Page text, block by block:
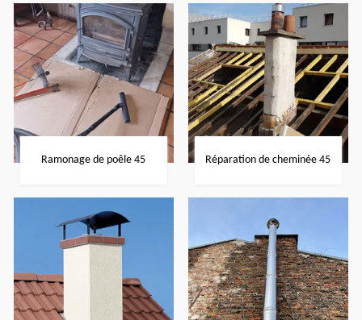
Ramonage de poêle 45 Réparation de cheminée 45